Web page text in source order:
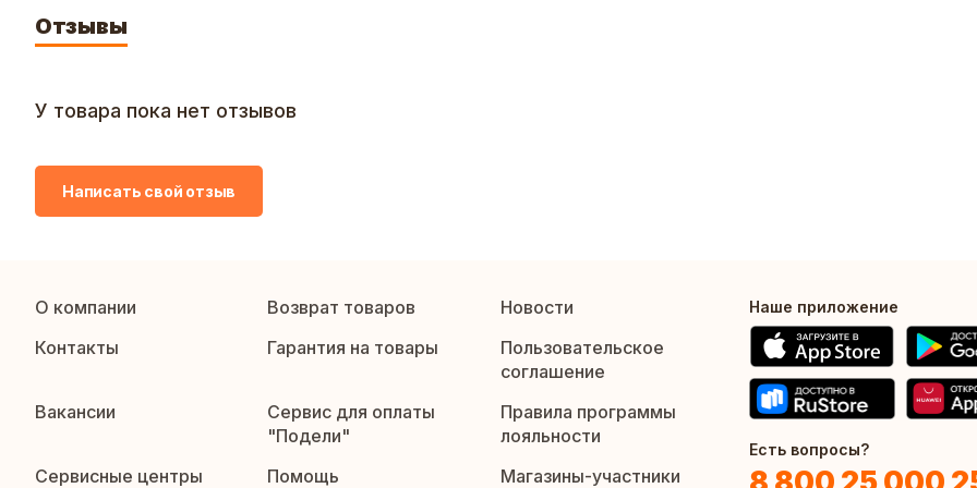
Отзывы
У товара пока нет отзывов
Написать свой отзыв
О компании Возврат товаров
Новости
Контакты
Гарантия на товары
Пользовательское
соглашение
Вакансии
Сервис для оплаты
"Подели"
Правила программы
лояльности
Сервисные центры
Помощь Магазины-участники
Наше приложение
Есть вопросы?